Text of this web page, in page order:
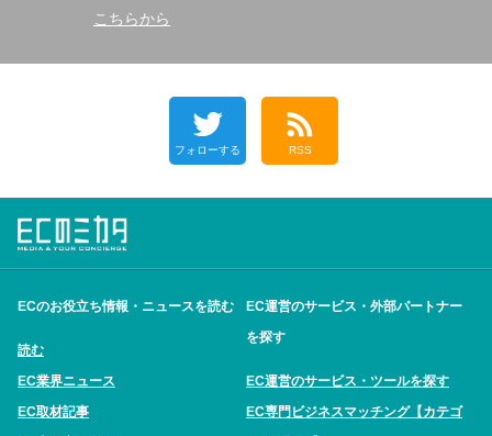
こちらから
フォローする RSS
ECのお役立ち情報・ニュースを読む
読む
EC業界ニュース
EC取材記事
EC運営のサービス・外部パートナー
を探す
EC運営のサービス・ツールを探す
EC専門ビジネスマッチング【カテゴ